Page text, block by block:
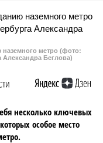
наземного метро (фото:
Александра Беглова)
несколько ключевых
особое место